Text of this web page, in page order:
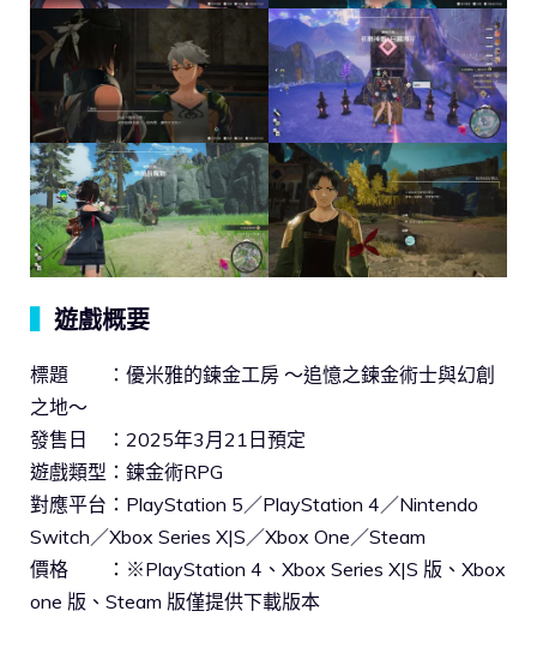
遊戲概要
標題 ：優米雅的鍊金工房 ～追憶之鍊金術士與幻創
之地～
發售日 ：2025年3月21日預定
遊戲類型：鍊金術RPG
對應平台：PlayStation 5／PlayStation 4／Nintendo
Switch／Xbox Series X|S／Xbox One／Steam
價格 ：※PlayStation 4、Xbox Series X|S 版、Xbox
one 版、Steam 版僅提供下載版本